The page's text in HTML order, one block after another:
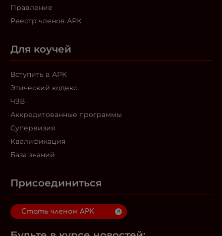
Правление
Реестр членов АРК
Для коучей
Вступить в АРК
Этический кодекс
ЧЗВ
Аккредитованные программы
Супервизия
Квалификация
База знаний
Присоединиться
Стать членом АРК